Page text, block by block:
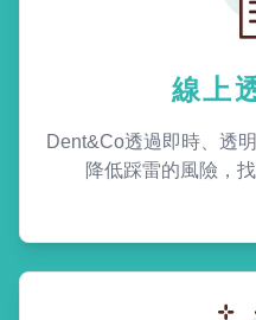
線上
Dent&Co透過即時、透
降低踩雷的風險，